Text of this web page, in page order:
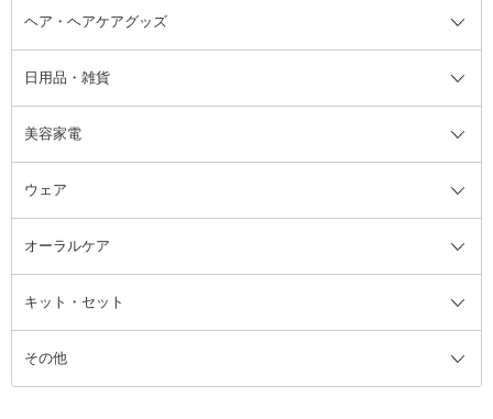
コットン・綿棒
洗顔グッズ
ブラシ・チップ
ツィザー・毛抜き
カミソリ
ファンデーション・パウダーケー
ス
ミラー・鏡
ボディケアグッズ全て
マッサージ・ボディケアグッズ
かかと・角質ケアグッズ
絆創膏
ヘア・ヘアケアグッズ
ヘア・ヘアケアグッズ全て
ヘアゴム
ヘアバンド
ヘッドマッサージブラシ
日用品・雑貨
日用品・雑貨全て
柔軟剤
ルームフレグランス・ディフュー
ザー
アロマキャンドル
消臭剤・芳香剤
美容家電
美容家電全て
ボディケア美容家電
その他美容家電
ウェア
ウェア全て
レッグウェア
オーラルケア
オーラルケア全て
歯ブラシ
キット・セット
キット・セット全て
その他